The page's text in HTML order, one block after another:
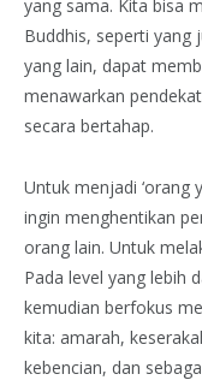
yang sama. Kita bisa
Buddhis, seperti yang
yang lain, dapat
menawarkan
secara bertahap.
Untuk menjadi ‘orang
ingin menghentikan
orang lain. Untuk
Pada level yang lebih
kemudian berfokus
kita: amarah,
kebencian, dan